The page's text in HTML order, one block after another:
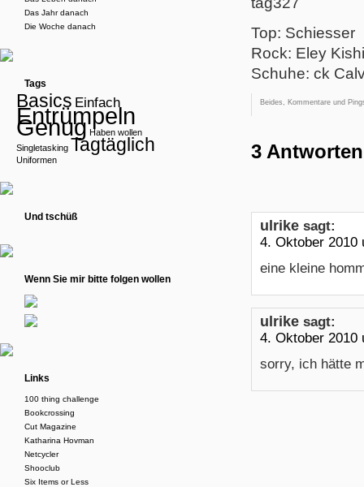
Top: Schiesser
Rock: Eley
Schuhe: ck
Beides, Kommentare und
3
ulrike sagt:
4. Oktober 2010
eine kleine
ulrike sagt:
4. Oktober 2010
sorry, ich hätte
Das Jahr danach
Die Woche danach
Tags
Basics Einfach
Entrümpeln
Genug Haben wollen
Singletasking Tagtäglich
Uniformen
Und tschüß
Wenn Sie mir bitte folgen wollen
Links
100 thing challenge
Bookcrossing
Cut Magazine
Katharina Hovman
Netcycler
Shooclub
Six Items or Less